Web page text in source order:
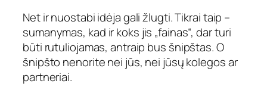
Net ir nuostabi idėja gali žlugti. Tikrai taip –
sumanymas, kad ir koks jis „fainas“, dar turi
būti rutuliojamas, antraip bus šnipštas. O
šnipšto nenorite nei jūs, nei jūsų kolegos ar
partneriai.